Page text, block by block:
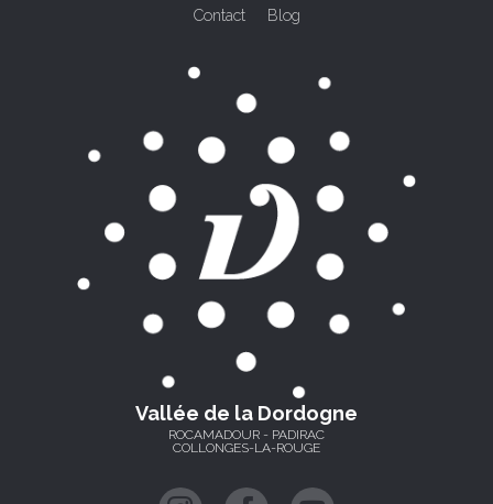
Contact Blog
Vallée de la Dordogne
ROCAMADOUR - PADIRAC
COLLONGES-LA-ROUGE